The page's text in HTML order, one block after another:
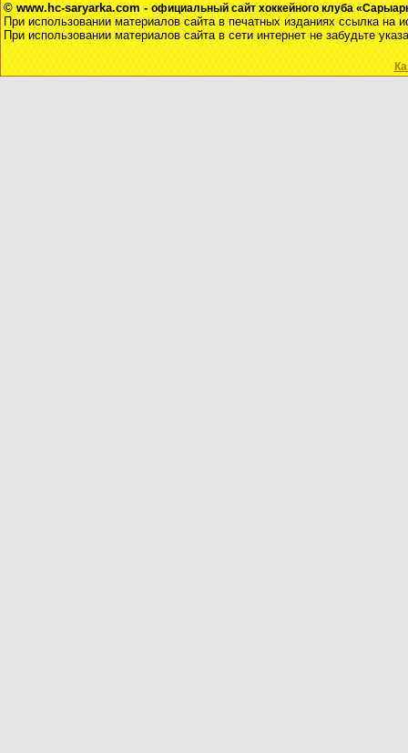
© www.hc-saryarka.com - официальный сайт хоккейного клуба
При использовании материалов сайта в печатных изданиях ссылка на
При использовании материалов сайта в сети интернет не забудьте